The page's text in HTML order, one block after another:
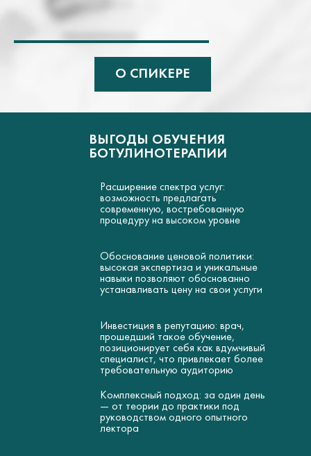
О СПИКЕРЕ
Комплексный подход: за один день
— от теории до практики под
руководством одного опытного
лектора
Инвестиция в репутацию: врач,
прошедший такое обучение,
позиционирует себя как вдумчивый
специалист, что привлекает более
требовательную аудиторию
Обоснование ценовой политики:
высокая экспертиза и уникальные
навыки позволяют обоснованно
устанавливать цену на свои услуги
Расширение спектра услуг:
возможность предлагать
современную, востребованную
процедуру на высоком уровне
ВЫГОДЫ ОБУЧЕНИЯ
БОТУЛИНОТЕРАПИИ